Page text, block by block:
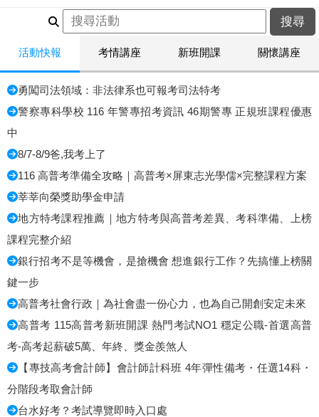
活動快報 考情講座 新班開課 關懷講座
勇闖司法領域：非法律系也可報考司法特考
警察專科學校 116 年警專招考資訊 46期警專 正規班課程優惠
中
8/7-8/9爸,我考上了
116 高普考準備全攻略｜高普考×屏東志光學儒×完整課程方案
莘莘向榮獎助學金申請
地方特考課程推薦｜地方特考與高普考差異、考科準備、上榜
課程完整介紹
銀行招考不是等機會，是搶機會 想進銀行工作？先搞懂上榜關
鍵一步
高普考社會行政｜為社會盡一份心力，也為自己開創安定未來
高普考 115高普考新班開課 熱門考試NO1 穩定公職-首選高普
考-高考起薪破5萬、年終、獎金羨煞人
【專技高考會計師】會計師計科班 4年彈性備考・任選14科・
分階段考取會計師
台水好考？考試導覽即時入口處